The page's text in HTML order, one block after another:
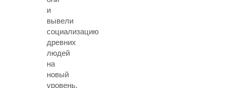
и
вывели
социализацию
древних
людей
на
новый
уровень.